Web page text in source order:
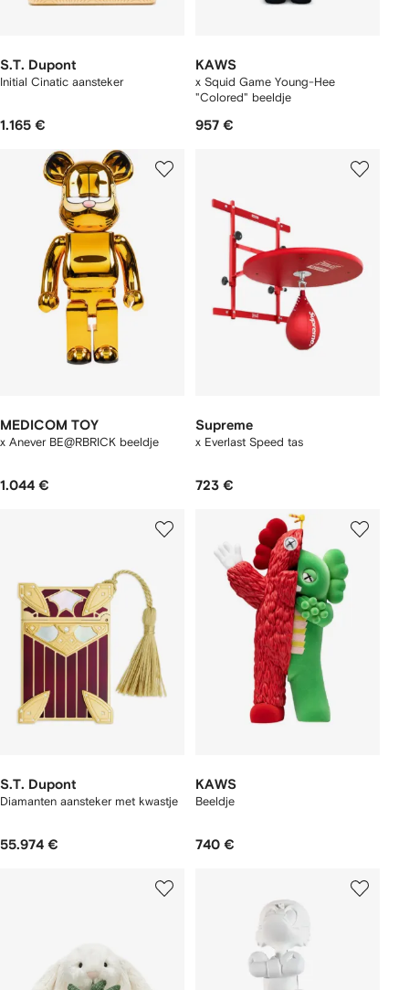
S.T. Dupont
Initial Cinatic aansteker
1.165 €
KAWS
x Squid Game Young-Hee
"Colored" beeldje
957 €
MEDICOM TOY
x Anever BE@RBRICK beeldje
1.044 €
Supreme
x Everlast Speed tas
723 €
S.T. Dupont
Diamanten aansteker met kwastje
55.974 €
KAWS
Beeldje
740 €